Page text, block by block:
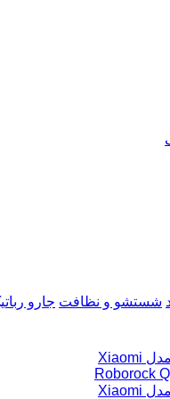
شستشو و نظافت جارو